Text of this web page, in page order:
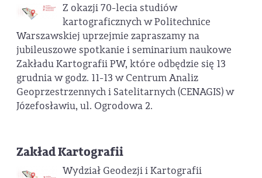
Z okazji 70-lecia studiów
kartograficznych w Politechnice
Warszawskiej uprzejmie zapraszamy na
jubileuszowe spotkanie i seminarium naukowe
Zakładu Kartografii PW, które odbędzie się 13
grudnia w godz. 11-13 w Centrum Analiz
Geoprzestrzennych i Satelitarnych (CENAGIS) w
Józefosławiu, ul. Ogrodowa 2.
Zakład Kartografii
Wydział Geodezji i Kartografii